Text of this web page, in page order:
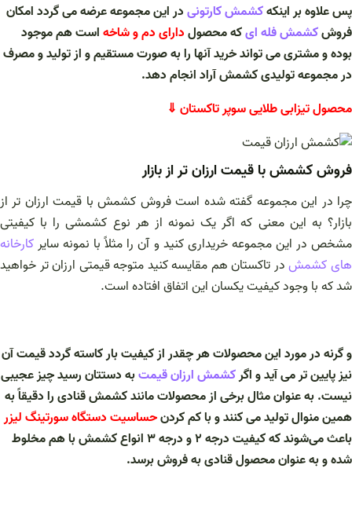
پس علاوه بر اینکهکشمش کارتونیدر این مجموعه عرضه می گردد امکان
فروشکشمش فله ایکه محصولدارای دم و شاخهاست هم موجود
بوده و مشتری می تواند خرید آنها را به صورت مستقیم و از تولید و مصرف
در مجموعه تولیدی کشمش آراد انجام دهد.
محصول تیزابی طلایی سوپر تاکستان ⇓
فروش کشمش با قیمت ارزان تر از بازار
چرا در این مجموعه گفته شده است فروش کشمش با قیمت ارزان تر از
بازار؟ به این معنی که اگر یک نمونه از هر نوع کشمشی را با کیفیتی
مشخص در این مجموعه خریداری کنید و آن را مثلاً با نمونه سایر کارخانه‌
های کشمشدر تاکستان هم مقایسه کنید متوجه قیمتی ارزان تر خواهید
شد که با وجود کیفیت یکسان این اتفاق افتاده است.
و گرنه در مورد این محصولات هر چقدر از کیفیت بار کاسته گردد قیمت آن
نیز پایین تر می آید و اگرکشمش ارزان قیمتبه دستتان رسید چیز عجیبی
نیست. به عنوان مثال برخی از محصولات مانند کشمش قنادی را دقیقاً به
همین منوال تولید می‌ کنند و با کم کردنحساسیت دستگاه سورتینگ لیزر
باعث می‌شوند که کیفیت درجه ۲ و درجه ۳ انواع کشمش با هم مخلوط
شده و به عنوان محصول قنادی به فروش برسد.